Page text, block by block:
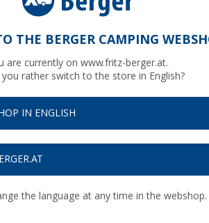
THE BERGER CAMPING
are currently on www.fritz-berger.at.
you rather switch to the store in English?
IN ENGLISH
the language at any time in the webshop.